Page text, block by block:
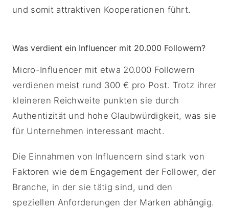
und somit attraktiven Kooperationen führt.
Was verdient ein Influencer mit 20.000 Followern?
Micro-Influencer mit etwa 20.000 Followern
verdienen meist rund 300 € pro Post. Trotz ihrer
kleineren Reichweite punkten sie durch
Authentizität und hohe Glaubwürdigkeit, was sie
für Unternehmen interessant macht.
Die Einnahmen von Influencern sind stark von
Faktoren wie dem Engagement der Follower, der
Branche, in der sie tätig sind, und den
speziellen Anforderungen der Marken abhängig.